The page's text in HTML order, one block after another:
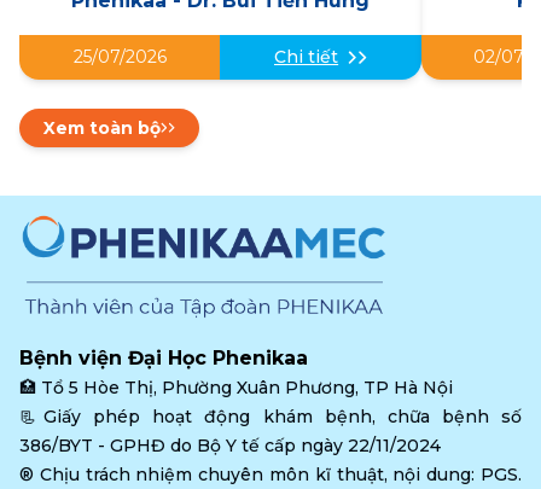
25/07/2026 Chi tiết 02/07/
Xem toàn bộ
Bệnh viện Đại Học Phenikaa
🏥 Tổ 5 Hòe Thị, Phường Xuân Phương, TP Hà Nội
📃Giấy phép hoạt động khám bệnh, chữa bệnh số
386/BYT - GPHĐ do Bộ Y tế cấp ngày 22/11/2024
®️ Chịu trách nhiệm chuyên môn kĩ thuật, nội dung: PGS.